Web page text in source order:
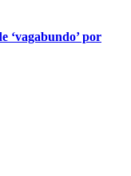
‘vagabundo’ por